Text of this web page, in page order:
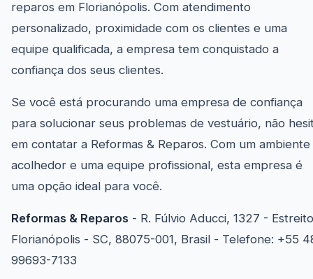
reparos em Florianópolis. Com atendimento
personalizado, proximidade com os clientes e uma
equipe qualificada, a empresa tem conquistado a
confiança dos seus clientes.
Se você está procurando uma empresa de confiança
para solucionar seus problemas de vestuário, não
em contatar a Reformas & Reparos. Com um ambiente
acolhedor e uma equipe profissional, esta empresa é
uma opção ideal para você.
Reformas & Reparos - R. Fúlvio Aducci, 1327 -
Florianópolis - SC, 88075-001, Brasil - Telefone: +55
99693-7133